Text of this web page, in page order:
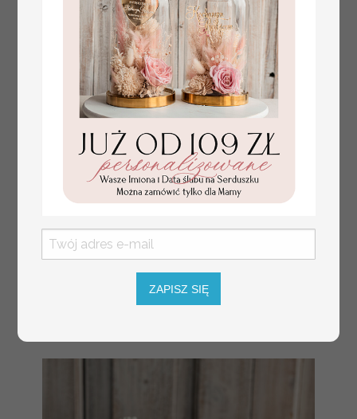
Fajne pomysły na prezent dla
Mamy, podziękowanie dla Mamy na
ZAPISZ SIĘ